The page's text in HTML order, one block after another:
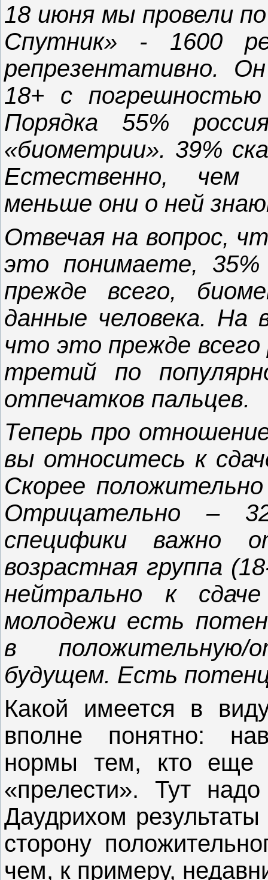
18 июня мы провели
Спутник» - 1600
репрезентативно.
18+ с
Порядка 55%
«биометрии». 39%
Естественно,
меньше они о ней
Отвечая на вопрос,
это понимаете,
прежде всего,
данные человека.
что это прежде всего
третий по
отпечатков пальцев.
Теперь про
вы относитесь к
Скорее
Отрицательно –
специфики важно
возрастная группа
нейтрально к
молодежи есть
в
будущем. Есть
Какой имеется в
вполне понятно:
нормы тем, кто еще
«прелести». Тут
Даудрихом
сторону
чем, к примеру,